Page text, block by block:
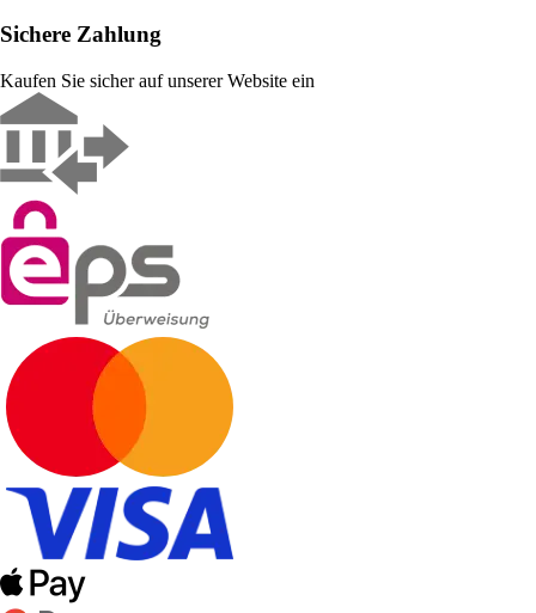
Sichere Zahlung
Kaufen Sie sicher auf unserer Website ein